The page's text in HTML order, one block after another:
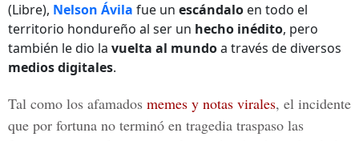
(Libre), Nelson Ávila fue un escándalo en todo el
territorio hondureño al ser un hecho inédito, pero
también le dio la vuelta al mundoa través de diversos
medios digitales.
Tal como los afamados memes y notas virales, el incidente
que por fortuna no terminó en tragedia traspaso las